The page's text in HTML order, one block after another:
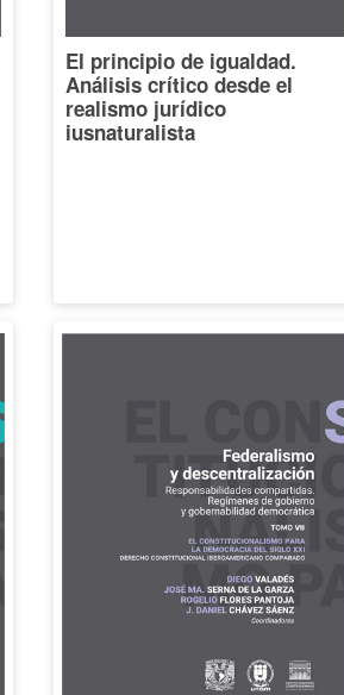
El principio de igualdad.
Análisis crítico desde el
realismo jurídico
iusnaturalista